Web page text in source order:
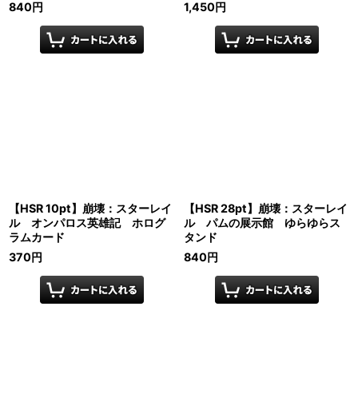
840円 1,450円
【HSR 10pt】崩壊：スターレイ
ル オンパロス英雄記 ホログ
ラムカード
370円
【HSR 28pt】崩壊：スターレイ
ル パムの展示館 ゆらゆらス
タンド
840円